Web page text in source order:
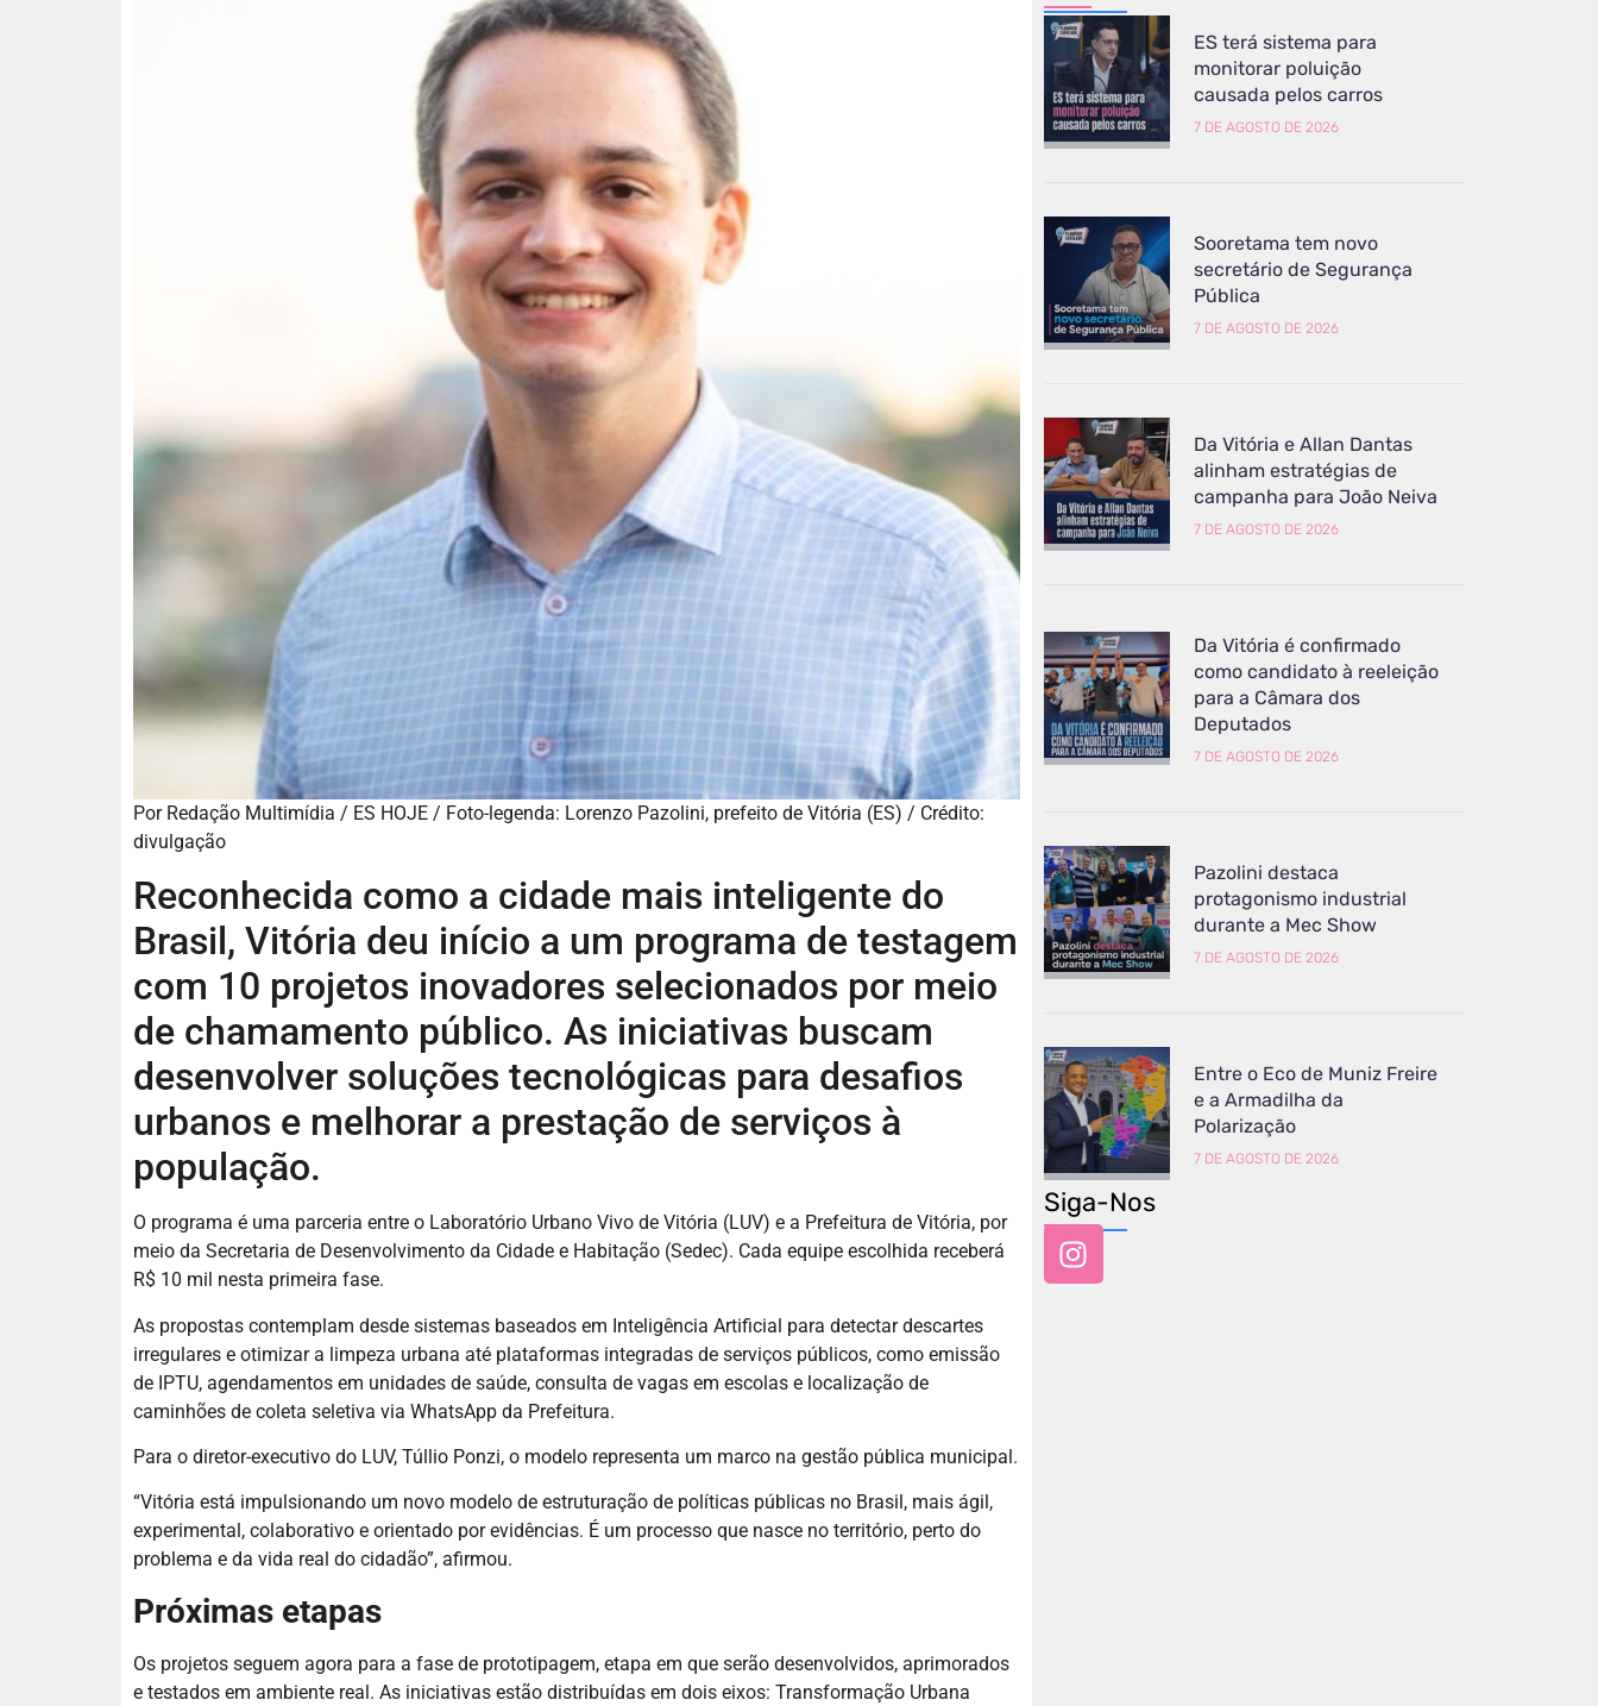
Por Redação Multimídia / ES HOJE / Foto-legenda: Lorenzo Pazolini, prefeito de Vitória (ES) / Crédito:
divulgação
Reconhecida como a cidade mais inteligente do
Brasil, Vitória deu início a um programa de testagem
com 10 projetos inovadores selecionados por meio
de chamamento público. As iniciativas buscam
desenvolver soluções tecnológicas para desafios
urbanos e melhorar a prestação de serviços à
população.
O programa é uma parceria entre o Laboratório Urbano Vivo de Vitória (LUV) e a Prefeitura de Vitória, por
meio da Secretaria de Desenvolvimento da Cidade e Habitação (Sedec). Cada equipe escolhida receberá
R$ 10 mil nesta primeira fase.
As propostas contemplam desde sistemas baseados em Inteligência Artificial para detectar descartes
irregulares e otimizar a limpeza urbana até plataformas integradas de serviços públicos, como emissão
de IPTU, agendamentos em unidades de saúde, consulta de vagas em escolas e localização de
caminhões de coleta seletiva via WhatsApp da Prefeitura.
Para o diretor-executivo do LUV, Túllio Ponzi, o modelo representa um marco na gestão pública municipal.
“Vitória está impulsionando um novo modelo de estruturação de políticas públicas no Brasil, mais ágil,
experimental, colaborativo e orientado por evidências. É um processo que nasce no território, perto do
problema e da vida real do cidadão”, afirmou.
Próximas etapas
Os projetos seguem agora para a fase de prototipagem, etapa em que serão desenvolvidos, aprimorados
e testados em ambiente real. As iniciativas estão distribuídas em dois eixos: Transformação Urbana
ES terá sistema para
monitorar poluição
causada pelos carros
7 DE AGOSTO DE 2026
Sooretama tem novo
secretário de Segurança
Pública
7 DE AGOSTO DE 2026
Da Vitória e Allan Dantas
alinham estratégias de
campanha para João Neiva
7 DE AGOSTO DE 2026
Da Vitória é confirmado
como candidato à reeleição
para a Câmara dos
Deputados
7 DE AGOSTO DE 2026
Pazolini destaca
protagonismo industrial
durante a Mec Show
7 DE AGOSTO DE 2026
Entre o Eco de Muniz Freire
e a Armadilha da
Polarização
7 DE AGOSTO DE 2026
Siga-Nos